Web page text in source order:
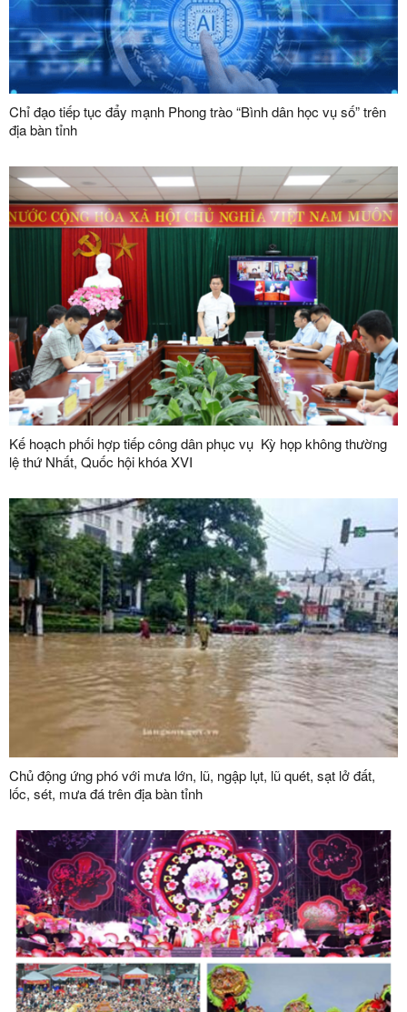
Chỉ đạo tiếp tục đẩy mạnh Phong trào “Bình dân học vụ số” trên
địa bàn tỉnh
Kế hoạch phối hợp tiếp công dân phục vụ Kỳ họp không thường
lệ thứ Nhất, Quốc hội khóa XVI
Chủ động ứng phó với mưa lớn, lũ, ngập lụt, lũ quét, sạt lở đất,
lốc, sét, mưa đá trên địa bàn tỉnh